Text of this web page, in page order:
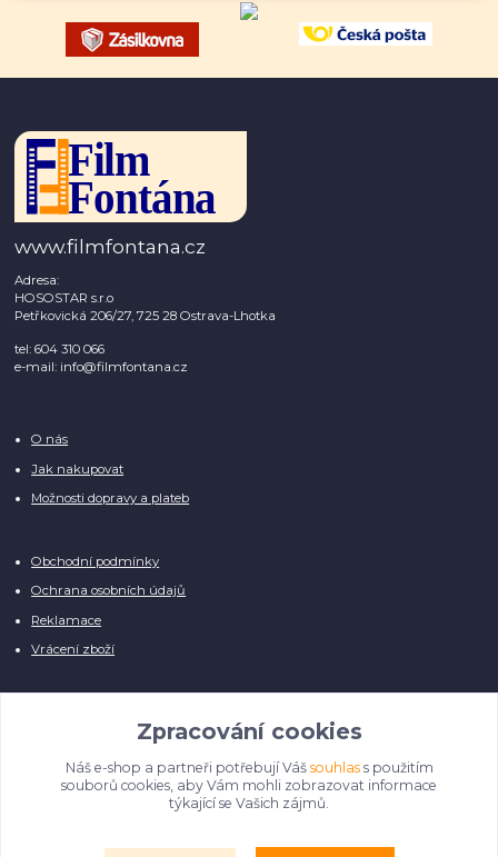
www.filmfontana.cz
Adresa:
HOSOSTAR s.r.o
Petřkovická 206/27, 725 28 Ostrava-Lhotka
tel: 604 310 066
e-mail: info@filmfontana.cz
O nás
Jak nakupovat
Možnosti dopravy a plateb
Obchodní podmínky
Ochrana osobních údajů
Reklamace
Vrácení zboží
Manuálně pro Vás kontrolujeme každý produkt, přesto se může stát, že u
několika z nich je vyobrazen pouze obrázek informativního charakteru.
Omlouváme se, na úpravě databáze pilně pracujeme.
Zpracování cookies
Náš e-shop a partneři potřebují Váš souhlass použitím
souborů cookies, aby Vám mohli zobrazovat informace
týkající se Vašich zájmů.